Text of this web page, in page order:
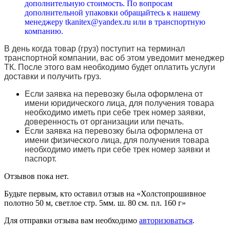
дополнительную стоимость. По вопросам
дополнительной упаковки обращайтесь к нашему
менеджеру tkanitex@yandex.ru или в транспортную
компанию.
В день когда товар (груз) поступит на терминал
транспортной компании, вас об этом уведомит менеджер
ТК. После этого вам необходимо будет оплатить услуги
доставки и получить груз.
Если заявка на перевозку была оформлена от
имени юридического лица, для получения товара
необходимо иметь при себе трек номер заявки,
доверенность от организации или печать.
Если заявка на перевозку была оформлена от
имени физического лица, для получения товара
необходимо иметь при себе трек номер заявки и
паспорт.
Отзывов пока нет.
Будьте первым, кто оставил отзыв на «Холстопрошивное
полотно 50 м, светлое стр. 5мм. ш. 80 см. пл. 160 г»
Для отправки отзыва вам необходимо авторизоваться.